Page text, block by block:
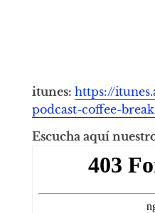
itunes: https://
podcast-coffee-
Escucha aquí